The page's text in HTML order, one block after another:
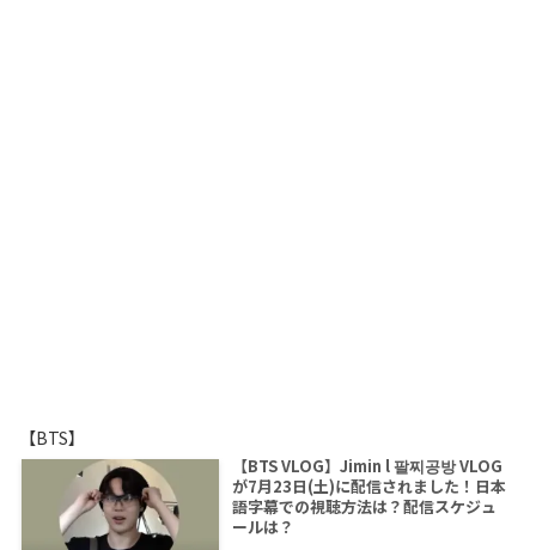
【BTS】
【BTS VLOG】Jimin l 팔찌공방 VLOG
が7月23日(土)に配信されました！日本
語字幕での視聴方法は？配信スケジュ
ールは？